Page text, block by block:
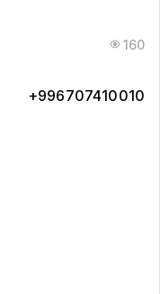
160
+996707410010